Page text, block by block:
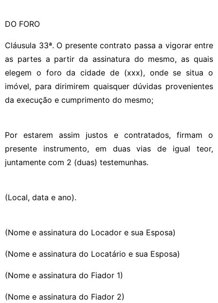
DO FORO
Cláusula 33ª. O presente contrato passa a vigorar entre
as partes a partir da assinatura do mesmo, as quais
elegem o foro da cidade de (xxx), onde se situa o
imóvel, para dirimirem quaisquer dúvidas provenientes
da execução e cumprimento do mesmo;
Por estarem assim justos e contratados, firmam o
presente instrumento, em duas vias de igual teor,
juntamente com 2 (duas) testemunhas.
(Local, data e ano).
(Nome e assinatura do Locador e sua Esposa)
(Nome e assinatura do Locatário e sua Esposa)
(Nome e assinatura do Fiador 1)
(Nome e assinatura do Fiador 2)